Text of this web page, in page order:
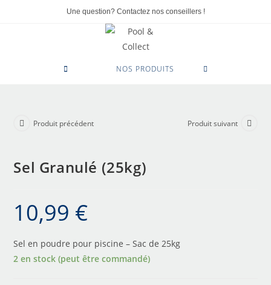
Une question? Contactez nos conseillers !
NOS PRODUITS
Produit précédent Produit suivant
Sel Granulé (25kg)
10,99 €
Sel en poudre pour piscine – Sac de 25kg
2 en stock (peut être commandé)